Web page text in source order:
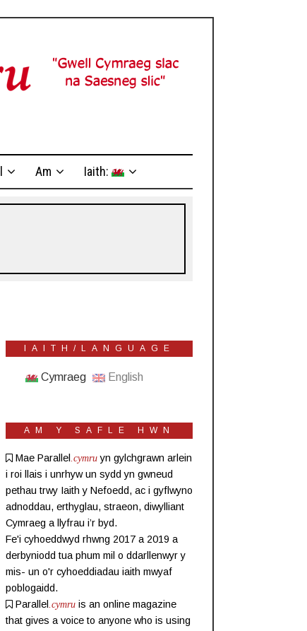
Am Iaith:
IAITH/LANGUAGE
Cymraeg English
AM Y SAFLE HWN
Mae Parallel .cymruyn gylchgrawn arlein
i roi llais i unrhyw un sydd yn gwneud
pethau trwy Iaith y Nefoedd, ac i gyflwyno
adnoddau, erthyglau, straeon, diwylliant
Cymraeg a llyfrau i’r byd.
Fe'i cyhoeddwyd rhwng 2017 a 2019 a
derbyniodd tua phum mil o ddarllenwyr y
mis- un o'r cyhoeddiadau iaith mwyaf
poblogaidd.
Parallel .cymru is an online magazine
that gives a voice to anyone who is using